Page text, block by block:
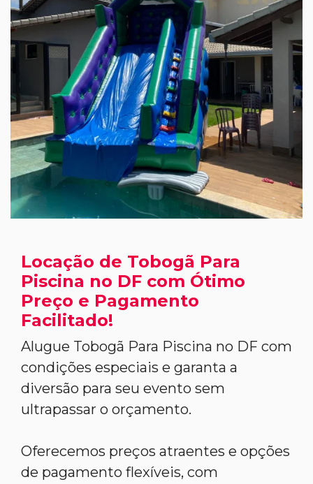
Locação de Tobogã Para
Piscina no DF com Ótimo
Preço e Pagamento
Facilitado!
Alugue Tobogã Para Piscina no DF com
condições especiais e garanta a
diversão para seu evento sem
ultrapassar o orçamento.
Oferecemos preços atraentes e opções
de pagamento flexíveis, com